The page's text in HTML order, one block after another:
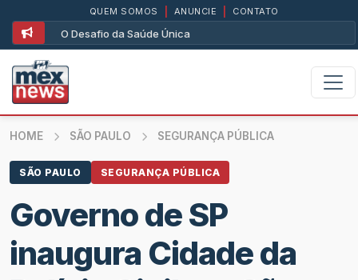
O Desafio da Saúde Única
QUEM SOMOS ANUNCIE CONTATO
HOME SÃO PAULO SEGURANÇA PÚBLICA
SÃO PAULO SEGURANÇA PÚBLICA
Governo de SP
inaugura Cidade da